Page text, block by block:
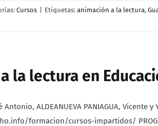
Cursos Etiquetas: animación a la lectura,
la lectura en
Antonio, ALDEANUEVA PANIAGUA,
formacion/cursos-impartidos/